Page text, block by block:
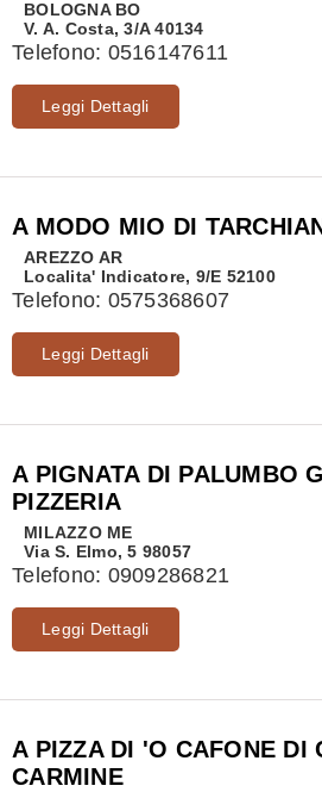
BOLOGNA BO
V. A. Costa, 3/A 40134
Telefono: 0516147611
Leggi Dettagli
A MODO MIO DI
AREZZO AR
Localita' Indicatore, 9/E 52100
Telefono: 0575368607
Leggi Dettagli
A PIGNATA DI PALUMBO
PIZZERIA
MILAZZO ME
Via S. Elmo, 5 98057
Telefono: 0909286821
Leggi Dettagli
A PIZZA DI 'O CAFONE DI
CARMINE